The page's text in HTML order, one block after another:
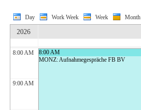
Day Work Week Week Month
2026
8:00 AM
8:00 AM
MONZ: Aufnahmegespräche FB BV
9:00 AM